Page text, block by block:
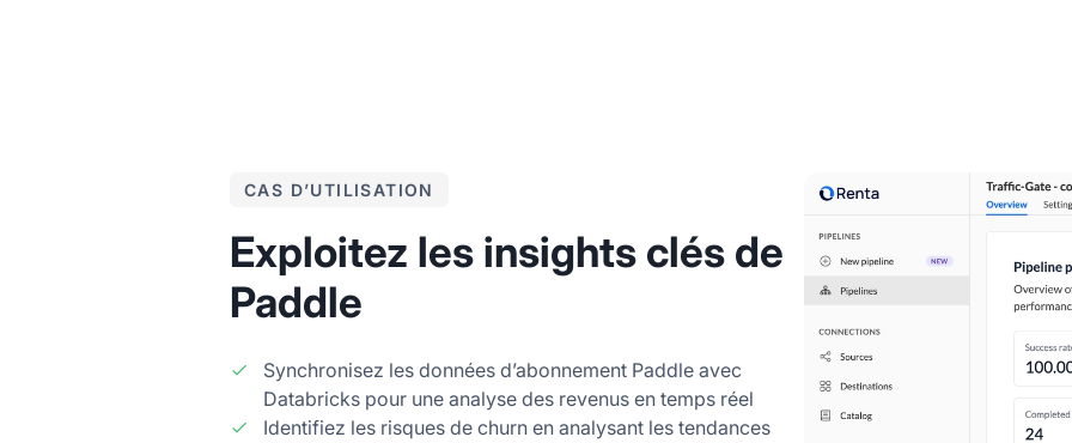
CAS D’UTILISATION
Exploitez les insights clés de
Paddle
Synchronisez les données d’abonnement Paddle avec
Databricks pour une analyse des revenus en temps réel
Identifiez les risques de churn en analysant les tendances